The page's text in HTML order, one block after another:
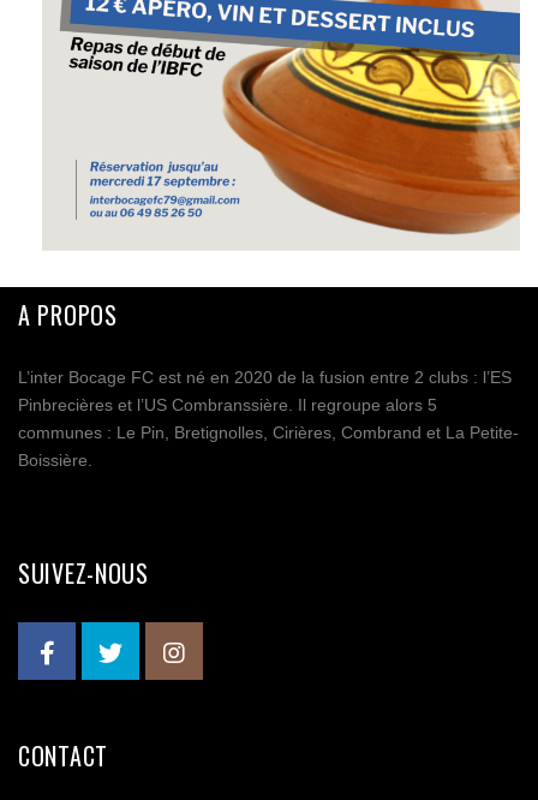
A PROPOS
L’inter Bocage FC est né en 2020 de la fusion entre 2 clubs : l’ES
Pinbrecières et l’US Combranssière. Il regroupe alors 5
communes : Le Pin, Bretignolles, Cirières, Combrand et La Petite-
Boissière.
SUIVEZ-NOUS
CONTACT